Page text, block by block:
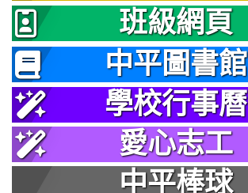
班級網頁
中平圖書館
學校行事曆
愛心志工
中平棒球